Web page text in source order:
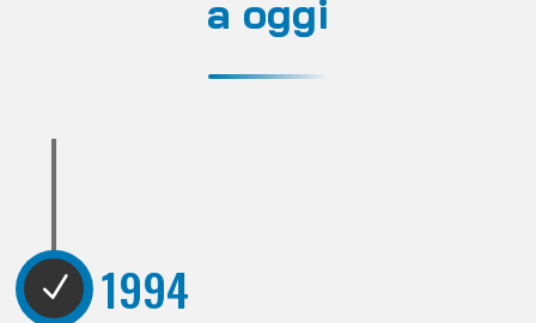
a oggi
N 1994